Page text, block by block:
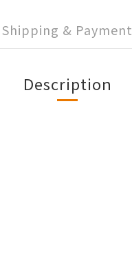
Shipping & Payment
Description